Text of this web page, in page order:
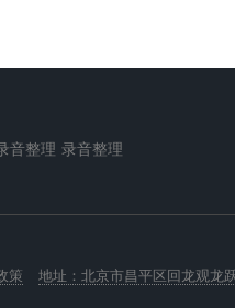
音整理 录音整理
策 地址：北京市昌平区回龙观龙